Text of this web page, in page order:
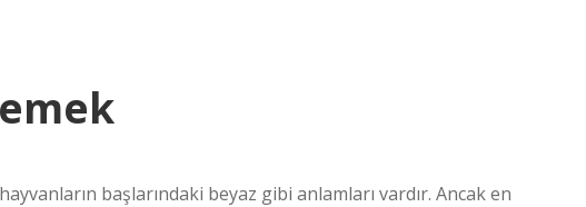
başlarındaki beyaz gibi anlamları vardır. Ancak en